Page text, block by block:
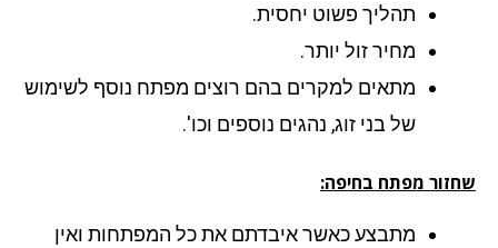
תהליך פשוט יחסית.
מחיר זול יותר.
מתאים למקרים בהם רוצים מפתח נוסף לשימוש
של בני זוג, נהגים נוספים וכו'.
מפתח בחיפה:
מתבצע כאשר איבדתם את כל המפתחות ואין